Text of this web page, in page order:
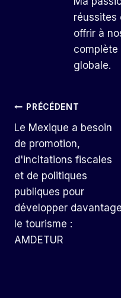
réussites
offrir à
globale.
Navigation
De
L’article
PRÉCÉDENT
Le Mexique a besoin
de promotion,
d'incitations fiscales
et de politiques
publiques pour
développer davantage
le tourisme :
AMDETUR